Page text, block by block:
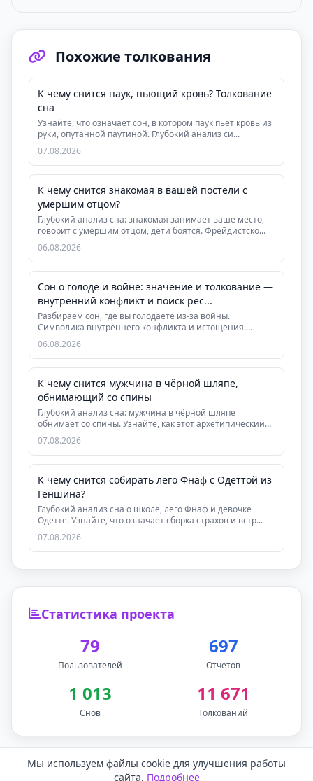
Похожие толкования
К чему снится паук, пьющий кровь? Толкование
сна
Узнайте, что означает сон, в котором паук пьет кровь из
руки, опутанной паутиной. Глубокий анализ си...
07.08.2026
К чему снится знакомая в вашей постели с
умершим отцом?
Глубокий анализ сна: знакомая занимает ваше место,
говорит с умершим отцом, дети боятся. Фрейдистско...
06.08.2026
Сон о голоде и войне: значение и толкование —
внутренний конфликт и поиск рес...
Разбираем сон, где вы голодаете из-за войны.
Символика внутреннего конфликта и истощения.
Практическ...
06.08.2026
К чему снится мужчина в чёрной шляпе,
обнимающий со спины
Глубокий анализ сна: мужчина в чёрной шляпе
обнимает со спины. Узнайте, как этот архетипический
сон ...
07.08.2026
К чему снится собирать лего Фнаф с Одеттой из
Геншина?
Глубокий анализ сна о школе, лего Фнаф и девочке
Одетте. Узнайте, что означает сборка страхов и встр...
07.08.2026
Статистика проекта
79
Пользователей
697
Отчетов
1 013
Снов
11 671
Толкований
Мы используем файлы cookie для улучшения работы
сайта. Подробнее
Обратная связь